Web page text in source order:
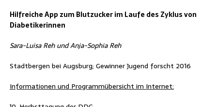
Hilfreiche App zum Blutzucker im Laufe des Zyklus von
Diabetikerinnen
Sara-Luisa Reh und Anja-Sophia Reh
Stadtbergen bei Augsburg; Gewinner Jugend forscht 2016
Informationen und Programmübersicht im Internet: